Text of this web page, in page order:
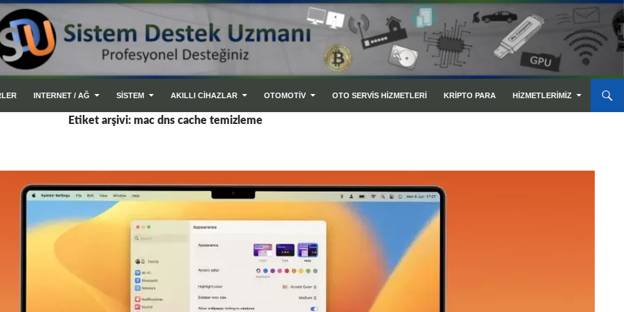
INTERNET / AĞ SİSTEM AKILLI CIHAZLAR OTOMOTİV OTO SERVIS HIZMETLERI KRIPTO PARA HIZMETLERIMIZ
Etiket arşivi: mac dns cache temizleme